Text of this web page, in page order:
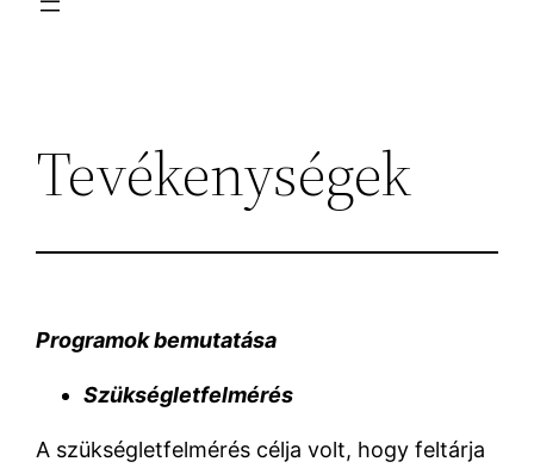
Tevékenységek
Programok bemutatása
Szükségletfelmérés
A szükségletfelmérés célja volt, hogy feltárja